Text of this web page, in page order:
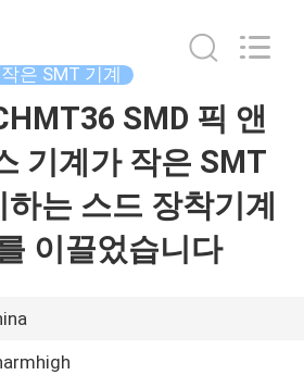
작은 SMT 기계
SMD 픽 앤
기계가 작은 SMT
는 스드 장착기계
이끌었습니다